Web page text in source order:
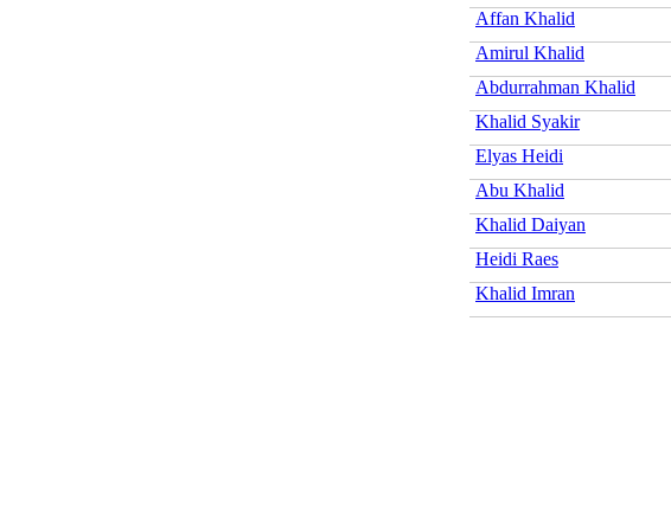
Affan Khalid
Amirul Khalid
Abdurrahman Khalid
Khalid Syakir
Elyas Heidi
Abu Khalid
Khalid Daiyan
Heidi Raes
Khalid Imran